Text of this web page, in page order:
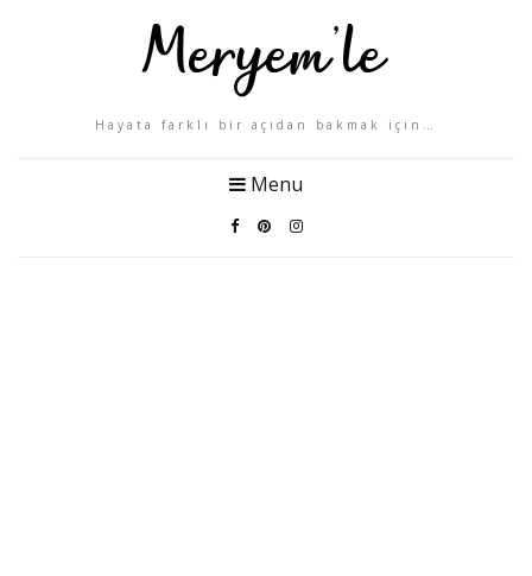
Hayata farklı bir açıdan bakmak için…
Menu